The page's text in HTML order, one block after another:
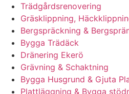
Trädgårdsrenovering
Gräsklippning,
Bergspräckning &
Bygga Trädäck
Dränering Ekerö
Grävning & Schaktning
Bygga Husgrund & Gjuta
Plattläggning & Bygga